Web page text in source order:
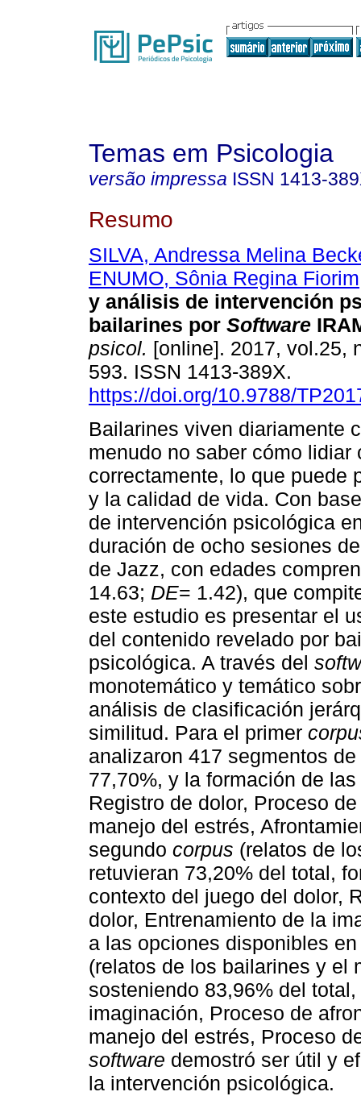
Temas em Psicologia
versão impressa ISSN 1413-
Resumo
SILVA, Andressa Melina
ENUMO, Sônia Regina Fiorim
y análisis de intervención
bailarines por Software
psicol. [online]. 2017, vol.25,
593. ISSN 1413-389X.
https://doi.org/10.9788/
Bailarines viven diariamente
menudo no saber cómo lidiar
correctamente, lo que puede
y la calidad de vida. Con
de intervención psicológica
duración de ocho sesiones
de Jazz, con edades
14.63; DE= 1.42), que
este estudio es presentar el
del contenido revelado por
psicológica. A través del
monotemático y temático
análisis de clasificación
similitud. Para el primer
analizaron 417 segmentos
77,70%, y la formación de
Registro de dolor, Proceso
manejo del estrés,
segundo corpus (relatos de
retuvieran 73,20% del total,
contexto del juego del dolor,
dolor, Entrenamiento de la
a las opciones disponibles
(relatos de los bailarines y el
sosteniendo 83,96% del
imaginación, Proceso de
manejo del estrés, Proceso
software demostró ser útil y
la intervención psicológica.